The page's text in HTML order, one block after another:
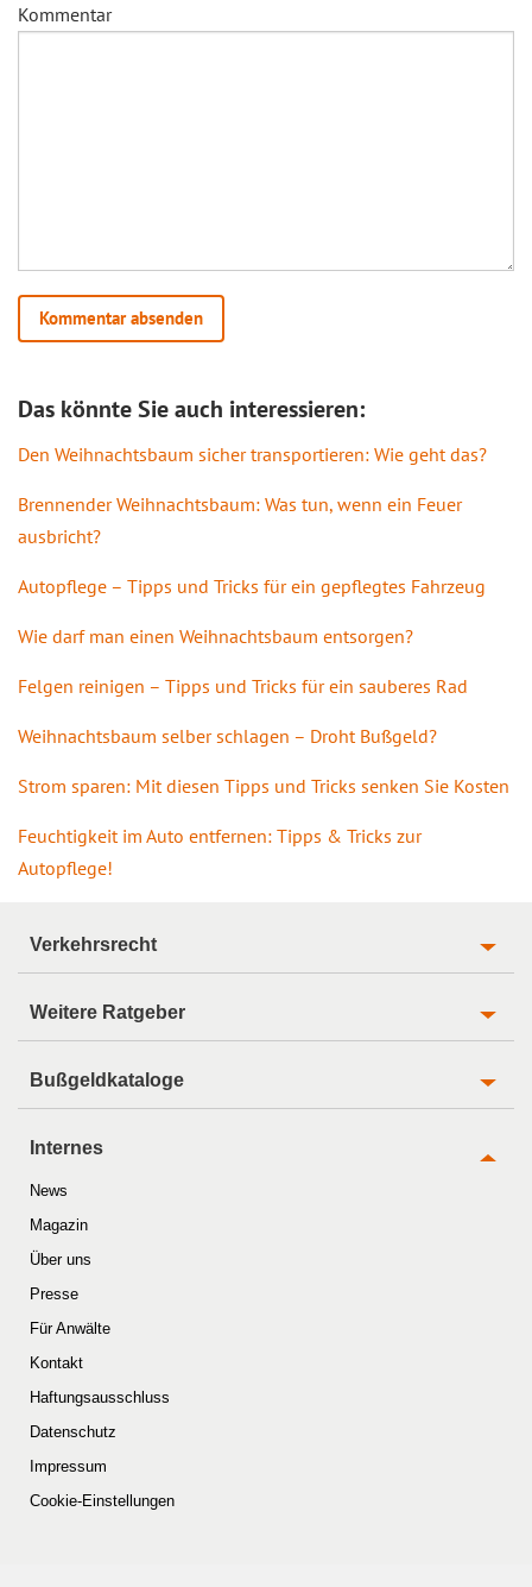
Kommentar
Das könnte Sie auch interessieren:
Den Weihnachtsbaum sicher transportieren: Wie geht das?
Brennender Weihnachtsbaum: Was tun, wenn ein Feuer
ausbricht?
Autopflege – Tipps und Tricks für ein gepflegtes Fahrzeug
Wie darf man einen Weihnachtsbaum entsorgen?
Felgen reinigen – Tipps und Tricks für ein sauberes Rad
Weihnachtsbaum selber schlagen – Droht Bußgeld?
Strom sparen: Mit diesen Tipps und Tricks senken Sie Kosten
Feuchtigkeit im Auto entfernen: Tipps & Tricks zur
Autopflege!
Verkehrsrecht
Weitere Ratgeber
Bußgeldkataloge
Internes
News
Magazin
Über uns
Presse
Für Anwälte
Kontakt
Haftungsausschluss
Datenschutz
Impressum
Cookie-Einstellungen